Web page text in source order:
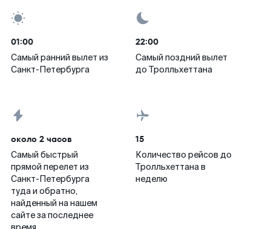
01:00
Самый ранний вылет из
Санкт-Петербурга
22:00
Самый поздний вылет
до Тролльхеттана
около 2 часов
Самый быстрый
прямой перелет из
Санкт-Петербурга
туда и обратно,
найденный на нашем
сайте за последнее
15
Количество рейсов до
Тролльхеттана в
неделю